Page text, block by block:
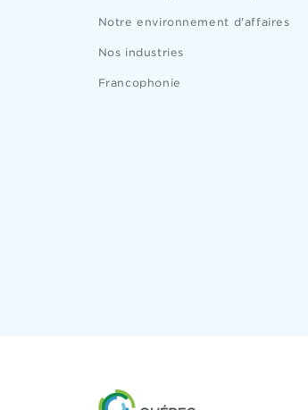
Notre environnement d'affaires
Nos industries
Francophonie